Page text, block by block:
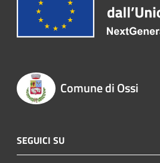
Comune di Ossi
SEGUICI SU